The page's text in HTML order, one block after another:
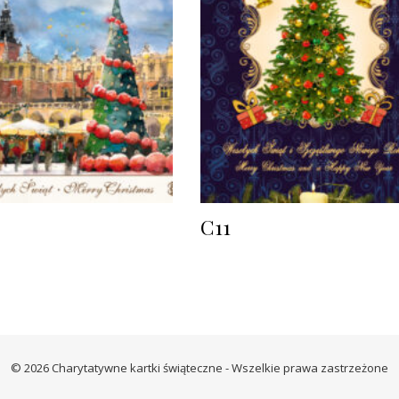
C11
© 2026 Charytatywne kartki świąteczne - Wszelkie prawa zastrzeżone